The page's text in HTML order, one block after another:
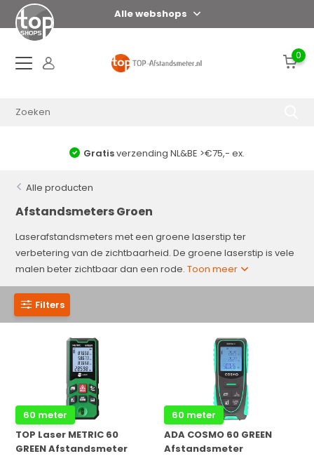
Alle webshops
0
Voor 17:00 uur = zelfde dag verzonden*
Alle producten
Afstandsmeters Groen
Laserafstandsmeters met een groene laserstip ter
verbetering van de zichtbaarheid. De groene laserstip is vele
malen beter zichtbaar dan een rode.Toon meer
Filters
60 meter
TOP Laser METRIC 60
GREEN Afstandsmeter
60 meter
ADA COSMO 60 GREEN
Afstandsmeter